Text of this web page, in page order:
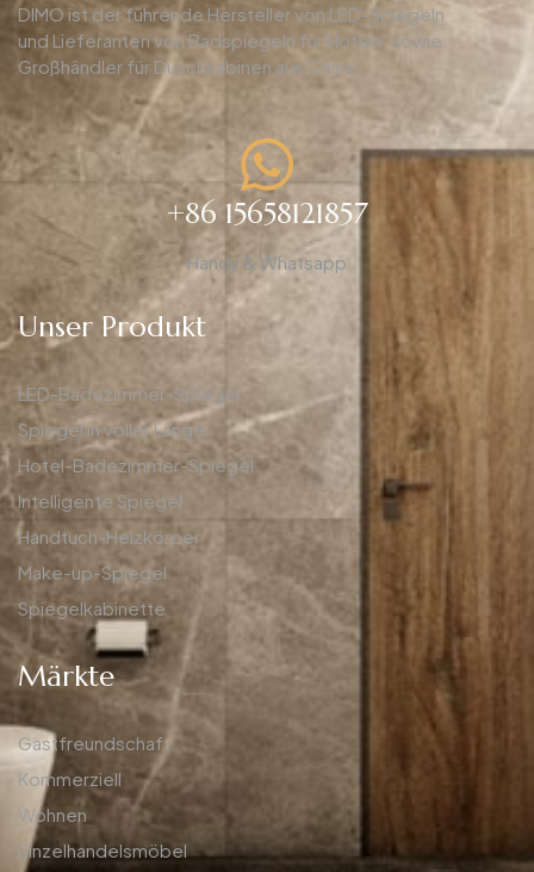
DIMO ist der führende Hersteller von LED-Spiegeln
und Lieferanten von Badspiegeln für Hotels, sowie
Großhändler für Duschkabinen aus China.
+86 15658121857
Handy & Whatsapp
Unser Produkt
LED-Badezimmer-Spiegel
Spiegel in voller Länge
Hotel-Badezimmer-Spiegel
Intelligente Spiegel
Handtuch-Heizkörper
Make-up-Spiegel
Spiegelkabinette
Märkte
Gastfreundschaft
Kommerziell
Wohnen
Einzelhandelsmöbel